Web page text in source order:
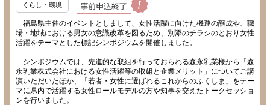
くらし・環境
福島県主催のイベントとしまして、女性活躍に向けた機運の醸成や、職
場・地域における男女の意識改革を図るため、別添のチラシのとおり女性
活躍をテーマとした標記シンポジウムを開催しました。
シンポジウムでは、先進的な取組を行っておられる森永乳業様から「森
永乳業株式会社における女性活躍等の取組と企業メリット」についてご講
演いただいたほか、「若者・女性に選ばれるこれからのふくしま」をテー
マに県内で活躍する女性ロールモデルの方や知事を交えたトークセッショ
ンを行いました。